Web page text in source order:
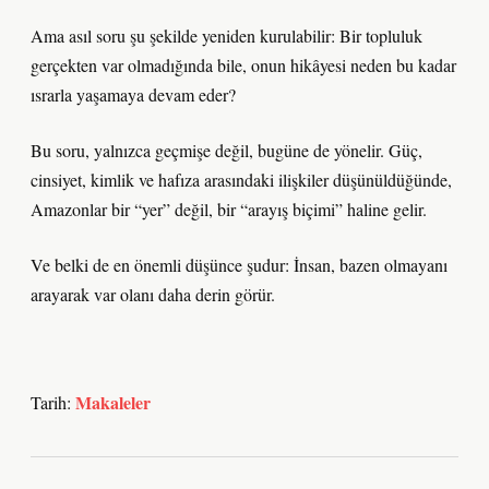
Ama asıl soru şu şekilde yeniden kurulabilir: Bir topluluk
gerçekten var olmadığında bile, onun hikâyesi neden bu kadar
ısrarla yaşamaya devam eder?
Bu soru, yalnızca geçmişe değil, bugüne de yönelir. Güç,
cinsiyet, kimlik ve hafıza arasındaki ilişkiler düşünüldüğünde,
Amazonlar bir “yer” değil, bir “arayış biçimi” haline gelir.
Ve belki de en önemli düşünce şudur: İnsan, bazen olmayanı
arayarak var olanı daha derin görür.
Tarih: Makaleler